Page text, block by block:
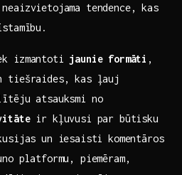
tendence, kas
izmantoti jaunie formāti ,
tiešraides,​ kas ļauj
atsauksmi no
ir kļuvusi par‌ būtisku
un iesaisti komentāros
platformu, piemēram,